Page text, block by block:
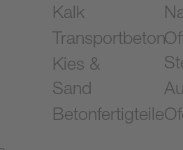
Kalk
Transportbeton
Kies &
Sand
Betonfertigteile